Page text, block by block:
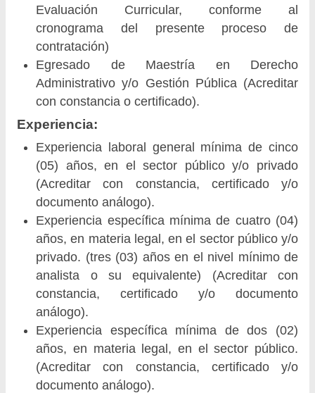
Evaluación Curricular, conforme al
cronograma del presente proceso de
contratación)
Egresado de Maestría en Derecho
Administrativo y/o Gestión Pública (Acreditar
con constancia o certificado).
Experiencia:
Experiencia laboral general mínima de cinco
(05) años, en el sector público y/o privado
(Acreditar con constancia, certificado y/o
documento análogo).
Experiencia específica mínima de cuatro (04)
años, en materia legal, en el sector público y/o
privado. (tres (03) años en el nivel mínimo de
analista o su equivalente) (Acreditar con
constancia, certificado y/o documento
análogo).
Experiencia específica mínima de dos (02)
años, en materia legal, en el sector público.
(Acreditar con constancia, certificado y/o
documento análogo).